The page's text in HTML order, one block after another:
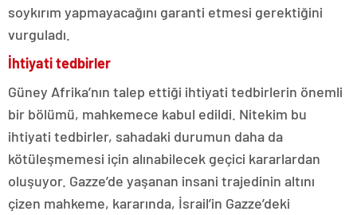
soykırım yapmayacağını garanti etmesi gerektiğini
vurguladı.
İhtiyati tedbirler
Güney Afrika’nın talep ettiği ihtiyati tedbirlerin önemli
bir bölümü, mahkemece kabul edildi. Nitekim bu
ihtiyati tedbirler, sahadaki durumun daha da
kötüleşmemesi için alınabilecek geçici kararlardan
oluşuyor. Gazze’de yaşanan insani trajedinin altını
çizen mahkeme, kararında, İsrail’in Gazze’deki